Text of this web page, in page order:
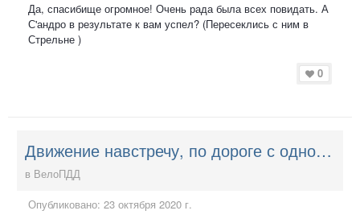
Да, спасибище огромное! Очень рада была всех повидать. А
С'андро в результате к вам успел? (Пересеклись с ним в
Стрельне )
0
Движение навстречу, по дороге с односторонним движением - можно?
в ВелоПДД
Опубликовано: 23 октября 2020 г.